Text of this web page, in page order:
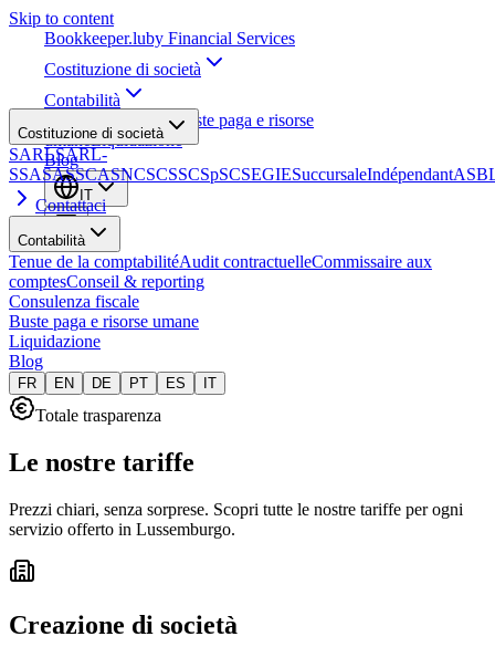
Skip to content
Bookkeeper.luby Financial Services
Costituzione di società
Contabilità
Consulenza fiscale Buste paga e risorse
umaneLiquidazione
Blog
IT
Costituzione di società
SARLSARL-
SSASASSCASNCSCSSCSpSCSEGIESuccursaleIndépendant
Contattaci
Contabilità
Tenue de la comptabilitéAudit contractuelleCommissaire aux
comptesConseil & reporting
Consulenza fiscale
Buste paga e risorse umane
Liquidazione
Blog
FR EN DE PT ES IT
Totale trasparenza
Le nostre tariffe
Prezzi chiari, senza sorprese. Scopri tutte le nostre tariffe per ogni
servizio offerto in Lussemburgo.
Creazione di società